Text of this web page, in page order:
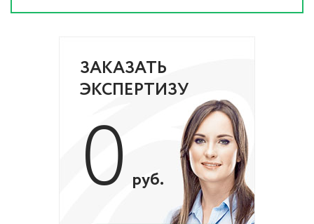
ЗАКАЗАТЬ
ЭКСПЕРТИЗУ
0 руб.